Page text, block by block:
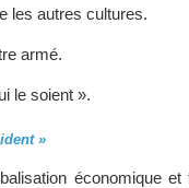
les autres cultures.
armé.
le soient ».
»
économique et